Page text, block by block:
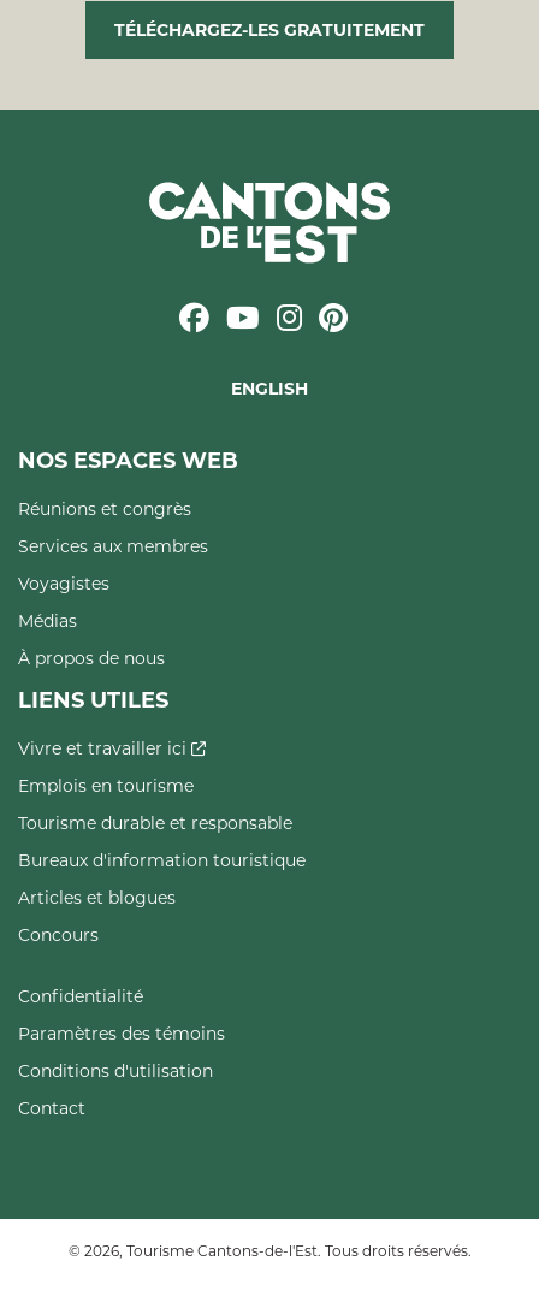
TÉLÉCHARGEZ-LES GRATUITEMENT
ENGLISH
NOS ESPACES WEB
Réunions et congrès
Services aux membres
Voyagistes
Médias
À propos de nous
LIENS UTILES
Vivre et travailler ici
Emplois en tourisme
Tourisme durable et responsable
Bureaux d'information touristique
Articles et blogues
Concours
Confidentialité
Paramètres des témoins
Conditions d'utilisation
Contact
© 2026, Tourisme Cantons-de-l'Est. Tous droits réservés.